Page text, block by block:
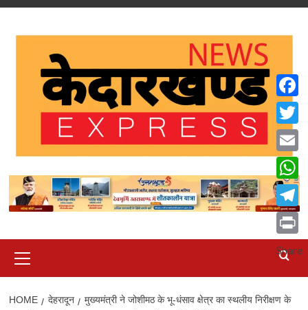
Skip
Menu
HOME देहरादून
मुख्यमंत्री ने जोशीमठ के भू-धंसाव क्षेत्र का स्थलीय निरीक्षण के
Email
Print
Share